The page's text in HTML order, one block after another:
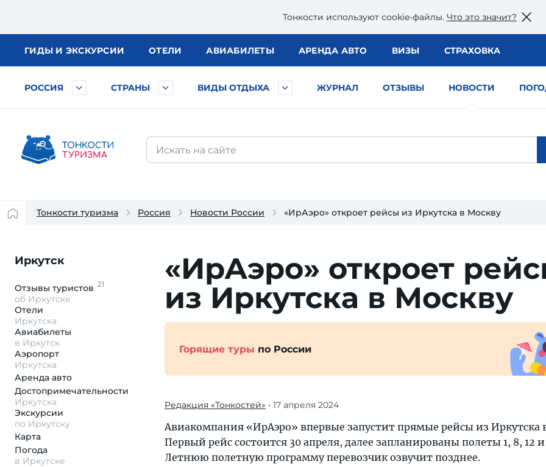
Тонкости используют сookie-файлы. Что это значит?
ГИДЫ И ЭКСКУРСИИ ОТЕЛИ АВИАБИЛЕТЫ АРЕНДА АВТО ВИЗЫ СТРАХОВКА
РОССИЯ СТРАНЫ ВИДЫ ОТДЫХА ЖУРНАЛ ОТЗЫВЫ НОВОСТИ
Тонкости туризма Россия Новости России «ИрАэро» откроет рейсы из Иркутска в Москву
Иркутск
Отзывы туристов 21
об Иркутске
Отели
Иркутска
Авиабилеты
в Иркутск
Аэропорт
Иркутска
Аренда авто
Достопримеча­тельности
Иркутска
Экскурсии
по Иркутску
Карта
Погода
в Иркутске
«ИрАэро» откроет
из Иркут­ска в Москву
Горящие туры по России
Редакция «Тонкостей» • 17 апреля 2024
Авиакомпания «ИрАэро» впервые запустит прямые рейсы из Иркутска
Первый рейс состоится 30 апреля, далее запланированы полеты 1, 8, 12
Летнюю полетную программу перевозчик озвучит позднее.